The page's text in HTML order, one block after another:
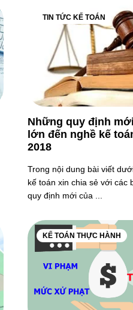
TIN TỨC KẾ TOÁN
Những quy định
lớn đến nghề kế
2018
Trong nội dung bài viết
kế toán xin chia sẻ với các
quy định mới của ...
KẾ TOÁN THỰC HÀNH